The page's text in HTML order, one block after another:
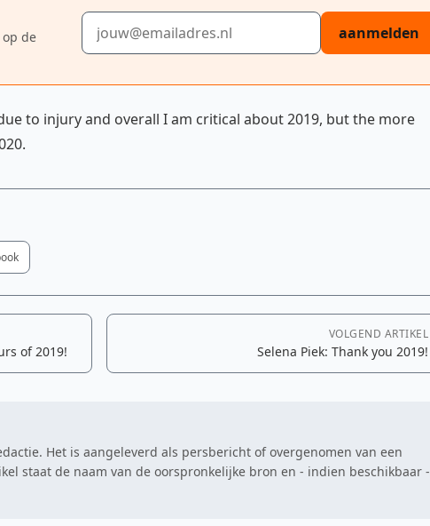
de
E-mailadres
aanmelden
to injury and overall I am critical about 2019, but the more
of 2019!
VOLGEND ARTIKEL
Selena Piek: Thank you 2019!
Het is aangeleverd als persbericht of overgenomen van een
staat de naam van de oorspronkelijke bron en - indien beschikbaar -